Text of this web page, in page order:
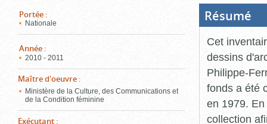
Portée :
Nationale
Année :
2010 - 2011
Maître d'oeuvre :
Ministère de la Culture, des Communications et
de la Condition féminine
Exécutant :
Résumé
Cet
dessins
Philippe-
fonds a été
en 1979.
collection